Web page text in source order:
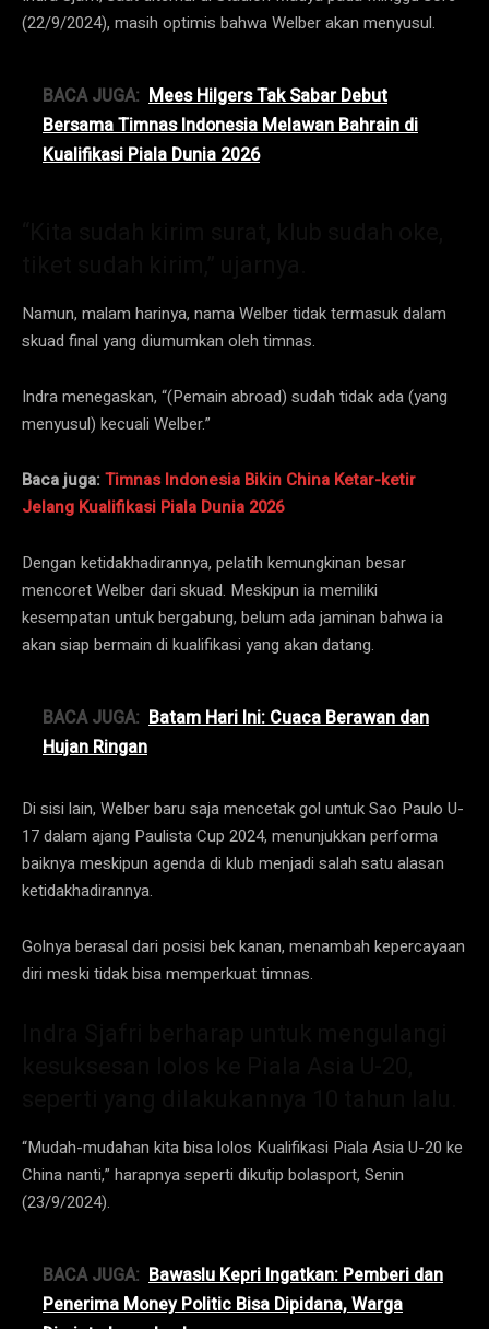
(22/9/2024), masih optimis bahwa Welber akan menyusul.
BACA JUGA: Mees Hilgers Tak Sabar Debut
Bersama Timnas Indonesia Melawan Bahrain di
Kualifikasi Piala Dunia 2026
Namun, malam harinya, nama Welber tidak termasuk dalam
skuad final yang diumumkan oleh timnas.
Indra menegaskan, “(Pemain abroad) sudah tidak ada (yang
menyusul) kecuali Welber.”
Baca juga:Timnas Indonesia Bikin China Ketar-ketir
Jelang Kualifikasi Piala Dunia 2026
Dengan ketidakhadirannya, pelatih kemungkinan besar
mencoret Welber dari skuad. Meskipun ia memiliki
kesempatan untuk bergabung, belum ada jaminan bahwa ia
akan siap bermain di kualifikasi yang akan datang.
BACA JUGA: Batam Hari Ini: Cuaca Berawan dan
Hujan Ringan
Di sisi lain, Welber baru saja mencetak gol untuk Sao Paulo U-
17 dalam ajang Paulista Cup 2024, menunjukkan performa
baiknya meskipun agenda di klub menjadi salah satu alasan
ketidakhadirannya.
Golnya berasal dari posisi bek kanan, menambah kepercayaan
diri meski tidak bisa memperkuat timnas.
“Mudah-mudahan kita bisa lolos Kualifikasi Piala Asia U-20 ke
China nanti,” harapnya seperti dikutip bolasport, Senin
(23/9/2024).
BACA JUGA: Bawaslu Kepri Ingatkan: Pemberi dan
Penerima Money Politic Bisa Dipidana, Warga